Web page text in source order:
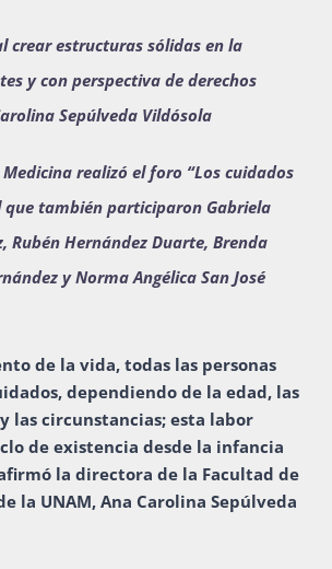
La Boletina
Blog
Recursos
Publicaciones
generación 2027-1
crear estructuras sólidas en la
y con perspectiva de derechos
Sepúlveda Vildósola
Medicina realizó el foro “Los cuidados
que también participaron Gabriela
Rubén Hernández Duarte, Brenda
y Norma Angélica San José
de la vida, todas las personas
dependiendo de la edad, las
las circunstancias; esta labor
de existencia desde la infancia
la directora de la Facultad de
la UNAM, Ana Carolina Sepúlveda